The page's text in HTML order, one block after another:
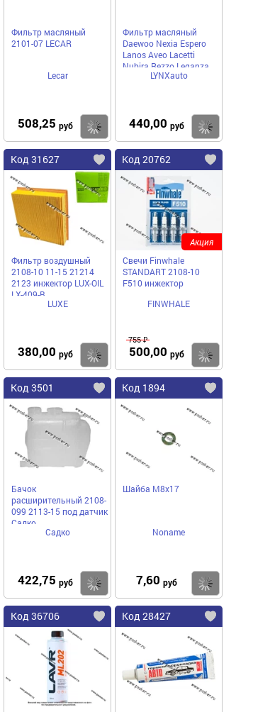
Фильтр масляный
2101-07 LECAR
Lecar
508,25 руб Купить
Фильтр масляный
Daewoo Nexia Espero
Lanos Aveo Lacetti
Nubira Rezzo Leganza
Opel LYNXauto LC1501
LYNXauto
440,00 руб
Код 31627
Фильтр воздушный
2108-10 11-15 21214
2123 инжектор LUX-OIL
LX-409-B
LUXE
380,00 руб Купить
Код 20762
Свечи Finwhale
STANDART 2108-10
F510 инжектор
FINWHALE
755 ₽
500,00 руб
Акция
Код 3501
Бачок
расширительный 2108-
099 2113-15 под датчик
Садко
Садко
422,75 руб Купить
Код 1894
Шайба М8х17
Noname
7,60 руб
Код 36706 Код 28427